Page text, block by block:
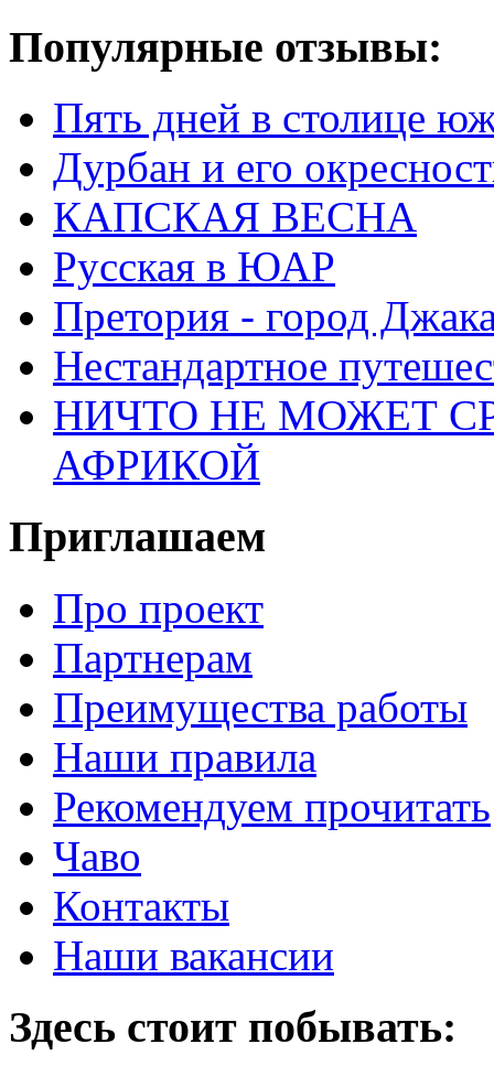
Популярные отзывы:
Пять дней в столице
Дурбан и его
КАПСКАЯ ВЕСНА
Русская в ЮАР
Претория - город
Нестандартное
НИЧТО НЕ МОЖЕТ
АФРИКОЙ
Приглашаем
Про проект
Партнерам
Преимущества работы
Наши правила
Рекомендуем прочитать
Чаво
Контакты
Наши вакансии
Здесь стоит побывать: